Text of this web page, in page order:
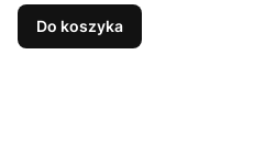
Do koszyka